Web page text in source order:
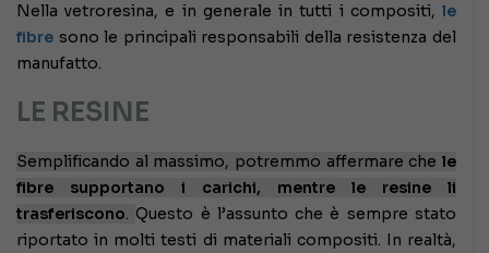
Nella vetroresina, e in generale in tutti i compositi, le
fibre sono le principali responsabili della resistenza del
manufatto.
LE RESINE
Semplificando al massimo, potremmo affermare che le
fibre supportano i carichi, mentre le resine li
trasferiscono.Questo è l’assunto che è sempre stato
riportato in molti testi di materiali compositi. In realtà,